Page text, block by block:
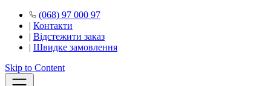
(068) 97 000 97
| Контакти
| Відстежити заказ
| Швидке замовлення
Skip to Content